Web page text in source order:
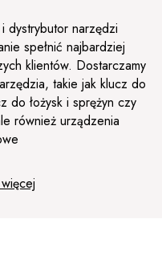
dystrybutor narzędzi
spełnić najbardziej
klientów. Dostarczamy
takie jak klucz do
do łożysk i sprężyn czy
również urządzenia